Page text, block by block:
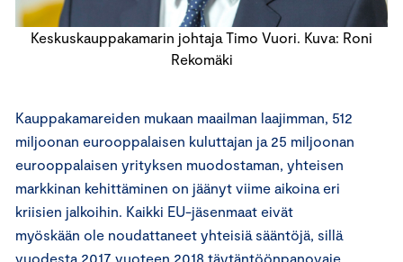
Keskuskauppakamarin johtaja Timo Vuori. Kuva: Roni
Rekomäki
Kauppakamareiden mukaan maailman laajimman, 512
miljoonan eurooppalaisen kuluttajan ja 25 miljoonan
eurooppalaisen yrityksen muodostaman, yhteisen
markkinan kehittäminen on jäänyt viime aikoina eri
kriisien jalkoihin. Kaikki EU-jäsenmaat eivät
myöskään ole noudattaneet yhteisiä sääntöjä, sillä
vuodesta 2017 vuoteen 2018 täytäntöönpanovaje